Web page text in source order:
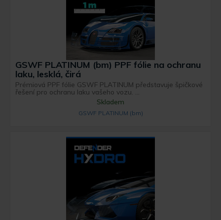
GSWF PLATINUM (bm) PPF fólie na ochranu
laku, lesklá, čirá
Prémiová PPF fólie GSWF PLATINUM představuje špičkové
řešení pro ochranu laku vašeho vozu. ...
Skladem
GSWF PLATINUM (bm)